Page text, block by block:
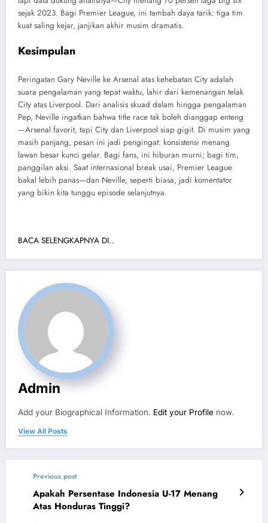
sejak 2023. Bagi Premier League, ini tambah daya tarik: tiga tim
kuat saling kejar, janjikan akhir musim dramatis.
Kesimpulan
Peringatan Gary Neville ke Arsenal atas kehebatan City adalah
suara pengalaman yang tepat waktu, lahir dari kemenangan telak
City atas Liverpool. Dari analisis skuad dalam hingga pengalaman
Pep, Neville ingatkan bahwa title race tak boleh dianggap enteng
—Arsenal favorit, tapi City dan Liverpool siap gigit. Di musim yang
masih panjang, pesan ini jadi pengingat: konsistensi menang
lawan besar kunci gelar. Bagi fans, ini hiburan murni; bagi tim,
panggilan aksi. Saat internasional break usai, Premier League
bakal lebih panas—dan Neville, seperti biasa, jadi komentator
yang bikin kita tunggu episode selanjutnya.
BACA SELENGKAPNYA DI..
Admin
Add your Biographical Information. Edit your Profile now.
View All Posts
Previous post
Apakah Persentase Indonesia U-17 Menang
Atas Honduras Tinggi?